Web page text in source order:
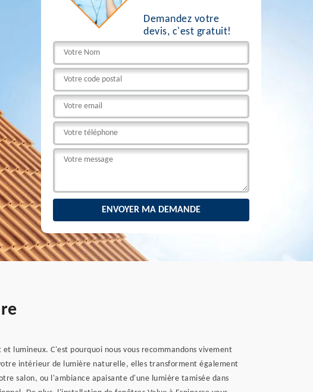
Demandez votre
devis, c'est gratuit!
lumineux. C'est pourquoi nous vous recommandons vivement
intérieur de lumière naturelle, elles transforment également
salon, ou l'ambiance apaisante d'une lumière tamisée dans